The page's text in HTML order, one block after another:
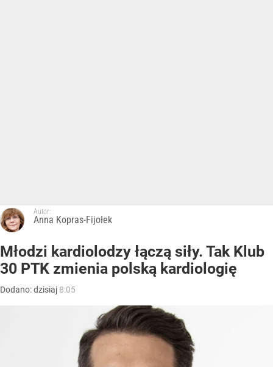
Autor:
Anna Kopras-Fijołek
Młodzi kardiolodzy łączą siły. Tak Klub
30 PTK zmienia polską kardiologię
Dodano:dzisiaj 8:05